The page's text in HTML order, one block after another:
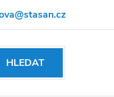
HLEDAT